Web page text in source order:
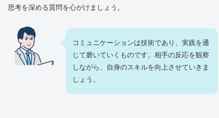
思考を深める質問を心がけましょう。
コミュニケーションは技術であり、実践を通
じて磨いていくものです。相手の反応を観察
しながら、自身のスキルを向上させていきま
しょう。